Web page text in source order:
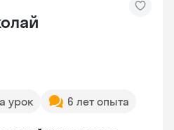
урок 6 лет опыта